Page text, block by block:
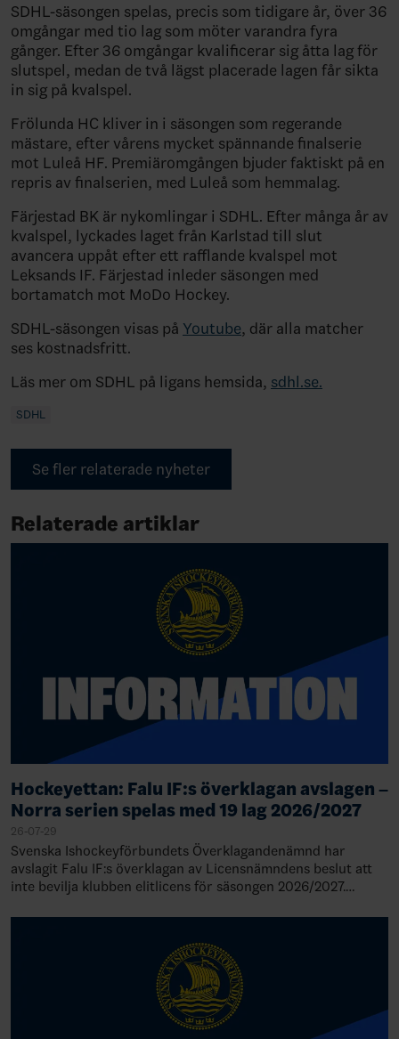
SDHL-säsongen spelas, precis som tidigare år, över 36
omgångar med tio lag som möter varandra fyra
gånger. Efter 36 omgångar kvalificerar sig åtta lag för
slutspel, medan de två lägst placerade lagen får sikta
in sig på kvalspel.
Frölunda HC kliver in i säsongen som regerande
mästare, efter vårens mycket spännande finalserie
mot Luleå HF. Premiäromgången bjuder faktiskt på en
repris av finalserien, med Luleå som hemmalag.
Färjestad BK är nykomlingar i SDHL. Efter många år av
kvalspel, lyckades laget från Karlstad till slut
avancera uppåt efter ett rafflande kvalspel mot
Leksands IF. Färjestad inleder säsongen med
bortamatch mot MoDo Hockey.
SDHL-säsongen visas på Youtube, där alla matcher
ses kostnadsfritt.
Läs mer om SDHL på ligans hemsida, sdhl.se.
SDHL
Se fler relaterade nyheter
Relaterade artiklar
Hockeyettan: Falu IF:s överklagan avslagen –
Norra serien spelas med 19 lag 2026/2027
26-07-29
Svenska Ishockeyförbundets Överklagandenämnd har
avslagit Falu IF:s överklagan av Licensnämndens beslut att
inte bevilja klubben elitlicens för säsongen 2026/2027.